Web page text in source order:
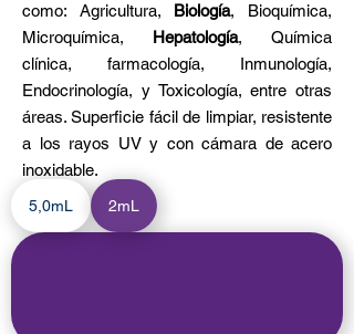
como: Agricultura, Biología, Bioquímica,
Microquímica, Hepatología, Química
clínica, farmacología, Inmunología,
Endocrinología, y Toxicología, entre otras
áreas. Superficie fácil de limpiar, resistente
a los rayos UV y con cámara de acero
inoxidable.
5,0mL 2mL